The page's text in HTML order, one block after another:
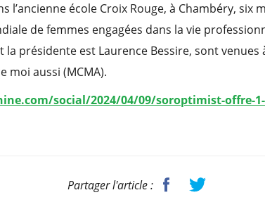
l’ancienne école Croix Rouge, à Chambéry, six
de femmes engagées dans la vie
la présidente est Laurence Bessire, sont
moi aussi (MCMA).
social/2024/04/09/soroptimist-offre-
Partager l'article :